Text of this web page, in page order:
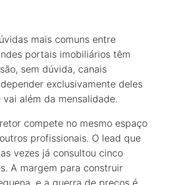
mais comuns entre
portais imobiliários têm
sem dúvida, canais
exclusivamente deles
além da mensalidade.
compete no mesmo espaço
profissionais. O lead que
vezes já consultou cinco
A margem para construir
e a guerra de preços é